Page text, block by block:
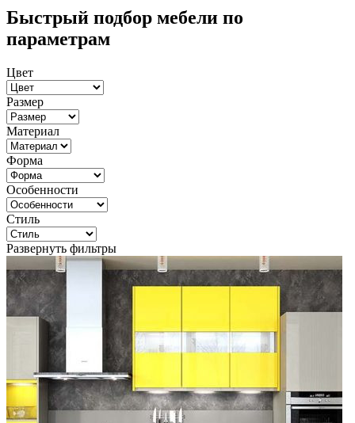
Быстрый подбор мебели по
параметрам
Цвет
Размер
Материал
Форма
Особенности
Стиль
Развернуть фильтры